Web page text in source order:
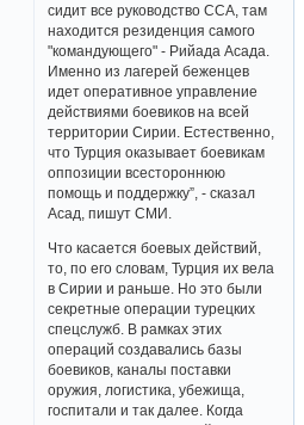
сидит все руководство ССА, там
находится резиденция самого
"командующего" - Рийада Асада.
Именно из лагерей беженцев
идет оперативное управление
действиями боевиков на всей
территории Сирии. Естественно,
что Турция оказывает боевикам
оппозиции всестороннюю
помощь и поддержку”, - сказал
Асад, пишут СМИ.
Что касается боевых действий,
то, по его словам, Турция их вела
в Сирии и раньше. Но это были
секретные операции турецких
спецслужб. В рамках этих
операций создавались базы
боевиков, каналы поставки
оружия, логистика, убежища,
госпитали и так далее. Когда